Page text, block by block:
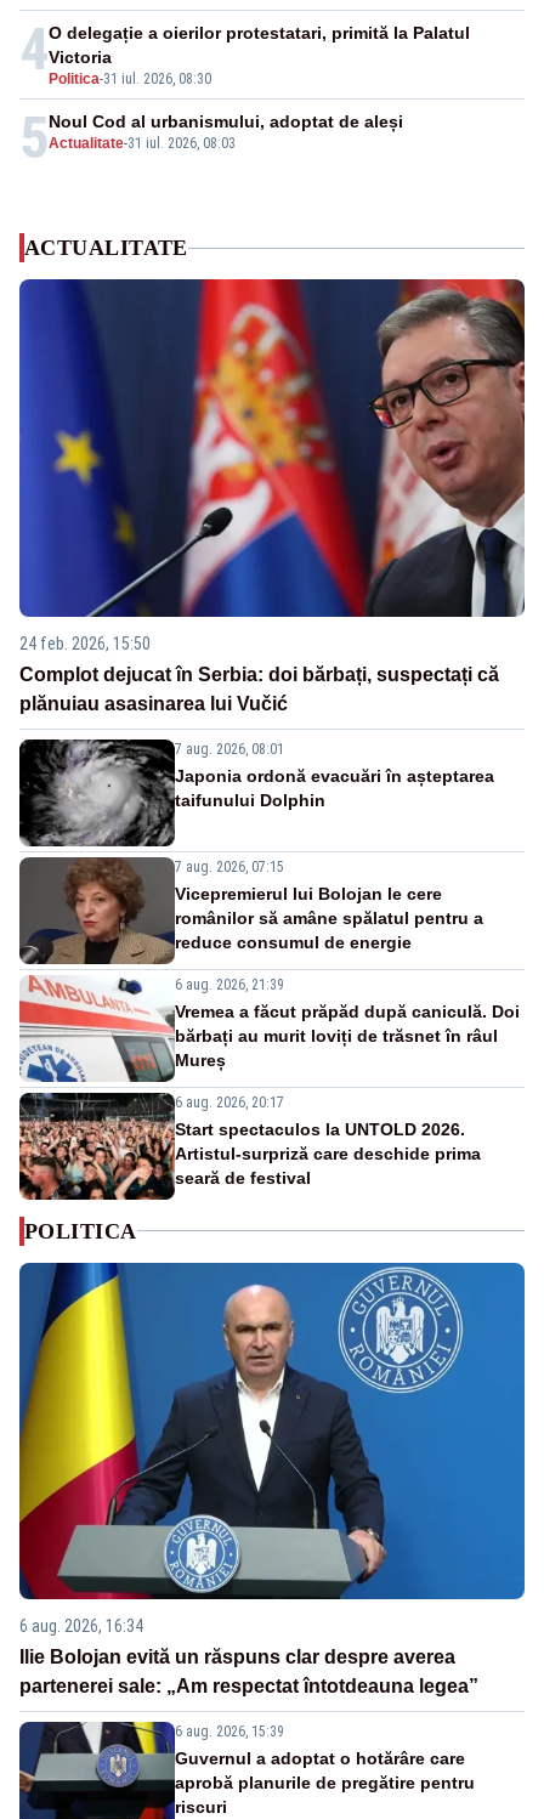
4 Politica-31 iul. 2026, 08:30
O delegație a oierilor protestatari, primită la Palatul
Victoria
5Actualitate-31 iul. 2026, 08:03
Noul Cod al urbanismului, adoptat de aleși
ACTUALITATE
24 feb. 2026, 15:50
Complot dejucat în Serbia: doi bărbați, suspectați că
plănuiau asasinarea lui Vučić
7 aug. 2026, 08:01
Japonia ordonă evacuări în așteptarea
taifunului Dolphin
7 aug. 2026, 07:15
Vicepremierul lui Bolojan le cere
românilor să amâne spălatul pentru a
reduce consumul de energie
6 aug. 2026, 21:39
Vremea a făcut prăpăd după caniculă. Doi
bărbați au murit loviți de trăsnet în râul
Mureș
6 aug. 2026, 20:17
Start spectaculos la UNTOLD 2026.
Artistul-surpriză care deschide prima
seară de festival
POLITICA
6 aug. 2026, 16:34
Ilie Bolojan evită un răspuns clar despre averea
partenerei sale: „Am respectat întotdeauna legea”
6 aug. 2026, 15:39
Guvernul a adoptat o hotărâre care
aprobă planurile de pregătire pentru
riscuri